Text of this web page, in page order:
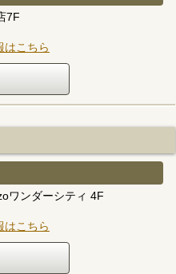
7F
はこちら
ワンダーシティ 4F
はこちら